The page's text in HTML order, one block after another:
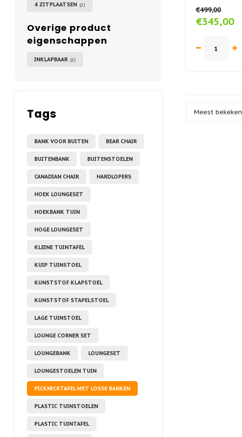
4 ZITPLAATSEN (2)
Overige product
eigenschappen
INKLAPBAAR (2)
Tags
BANK VOOR BUITEN BEAR CHAIR
BUITENBANK BUITENSTOELEN
CANADIAN CHAIR HARDLOPERS
HOEK LOUNGESET
HOEKBANK TUIN
HOGE LOUNGESET
KLEINE TUINTAFEL
KUIP TUINSTOEL
KUNSTSTOF KLAPSTOEL
KUNSTSTOF STAPELSTOEL
LAGE TUINSTOEL
LOUNGE CORNER SET
LOUNGEBANK LOUNGESET
LOUNGESTOELEN TUIN
PICKNICKTAFEL MET LOSSE BANKEN
PLASTIC TUINSTOELEN
PLASTIC TUINTAFEL
€499,00
€345,00
Meest bekeken